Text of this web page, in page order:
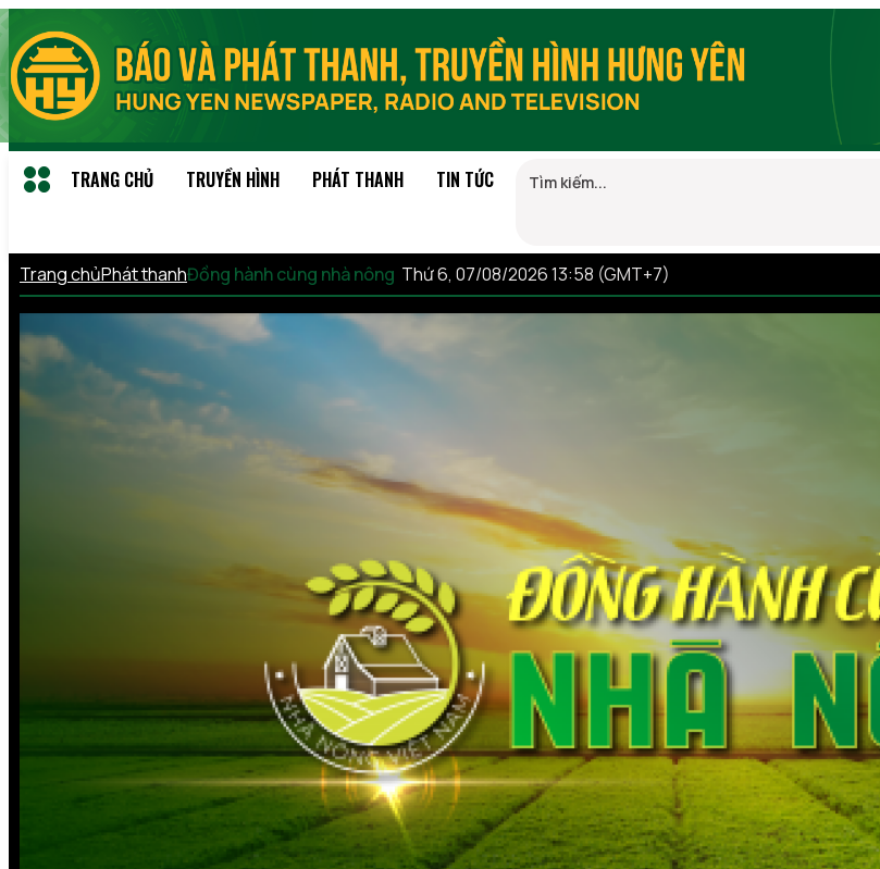
TRANG CHỦ TRUYỀN HÌNH PHÁT THANH TIN TỨC
Trang chủPhát thanhĐồng hành cùng nhà nông Thứ 6, 07/08/2026 13:58 (GMT+7)